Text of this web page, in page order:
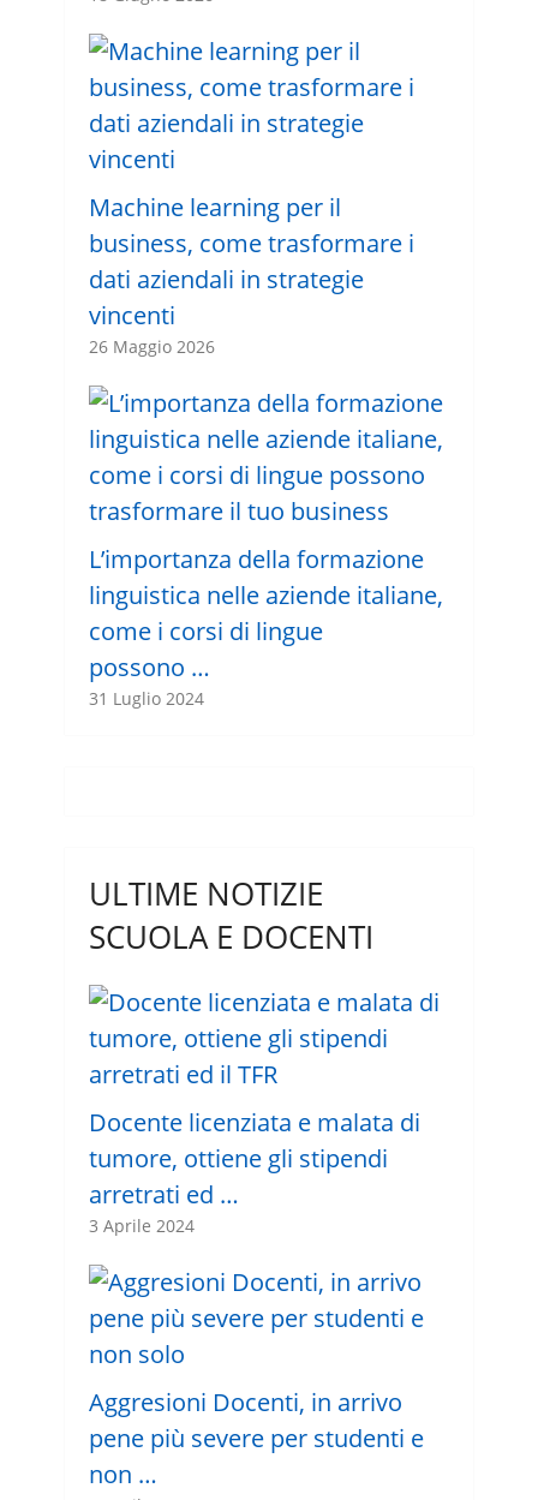
Machine learning per il
business, come trasformare i
dati aziendali in strategie
vincenti
26 Maggio 2026
L’importanza della formazione
linguistica nelle aziende italiane,
come i corsi di lingue
possono …
31 Luglio 2024
ULTIME NOTIZIE
SCUOLA E DOCENTI
Docente licenziata e malata di
tumore, ottiene gli stipendi
arretrati ed …
3 Aprile 2024
Aggresioni Docenti, in arrivo
pene più severe per studenti e
non …